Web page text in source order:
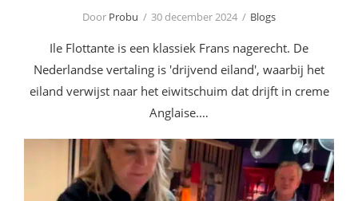
Door Probu 30 december 2024 Blogs
Ile Flottante is een klassiek Frans nagerecht. De
Nederlandse vertaling is 'drijvend eiland', waarbij het
eiland verwijst naar het eiwitschuim dat drijft in creme
Anglaise.…